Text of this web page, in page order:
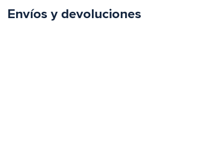
Envíos y devoluciones